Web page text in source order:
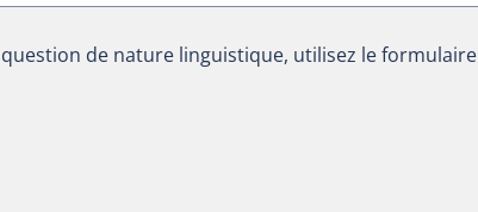
de nature linguistique, utilisez le formulaire